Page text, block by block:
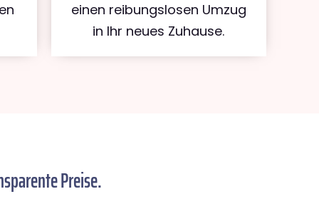
einen reibungslosen Umzug
in Ihr neues Zuhause.
Preise.